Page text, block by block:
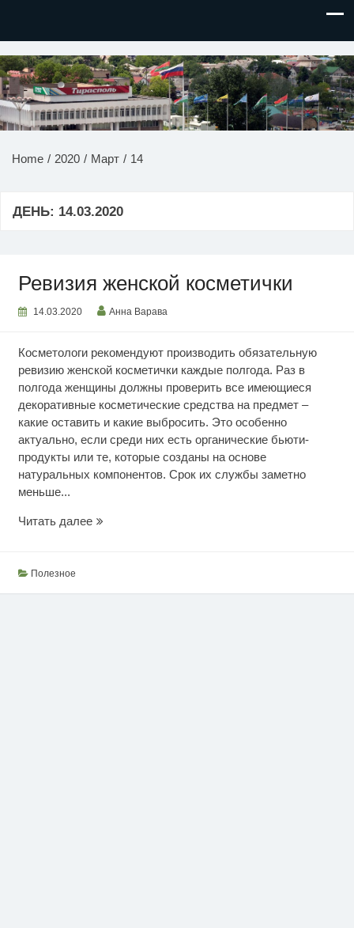
НОВОСТИ ПРИДНЕСТРОВЬЯ
Home 2020 Март 14
ДЕНЬ: 14.03.2020
Ревизия женской косметички
14.03.2020 Анна Варава
Косметологи рекомендуют производить обязательную
ревизию женской косметички каждые полгода. Раз в
полгода женщины должны проверить все имеющиеся
декоративные косметические средства на предмет –
какие оставить и какие выбросить. Это особенно
актуально, если среди них есть органические бьюти-
продукты или те, которые созданы на основе
натуральных компонентов. Срок их службы заметно
меньше...
Читать далееРевизия
Полезное